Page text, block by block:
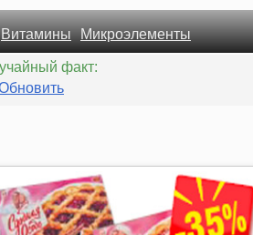
Витамины Микроэлементы
факт: